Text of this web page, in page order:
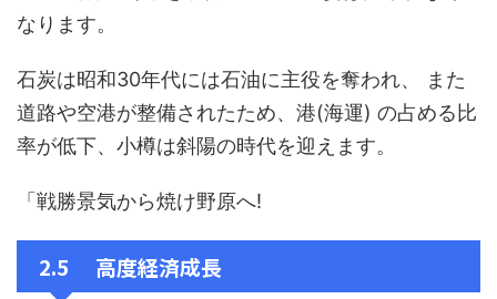
なります。
石炭は昭和30年代には石油に主役を奪われ、 また
道路や空港が整備されたため、港(海運) の占める比
率が低下、小樽は斜陽の時代を迎えます。
「戦勝景気から焼け野原へ!
2.5 高度経済成長